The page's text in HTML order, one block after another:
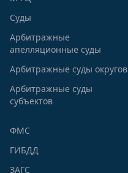
Суды
Арбитражные
апелляционные суды
Арбитражные суды округов
Арбитражные суды
субъектов
ФМС
ГИБДД
ЗАГС